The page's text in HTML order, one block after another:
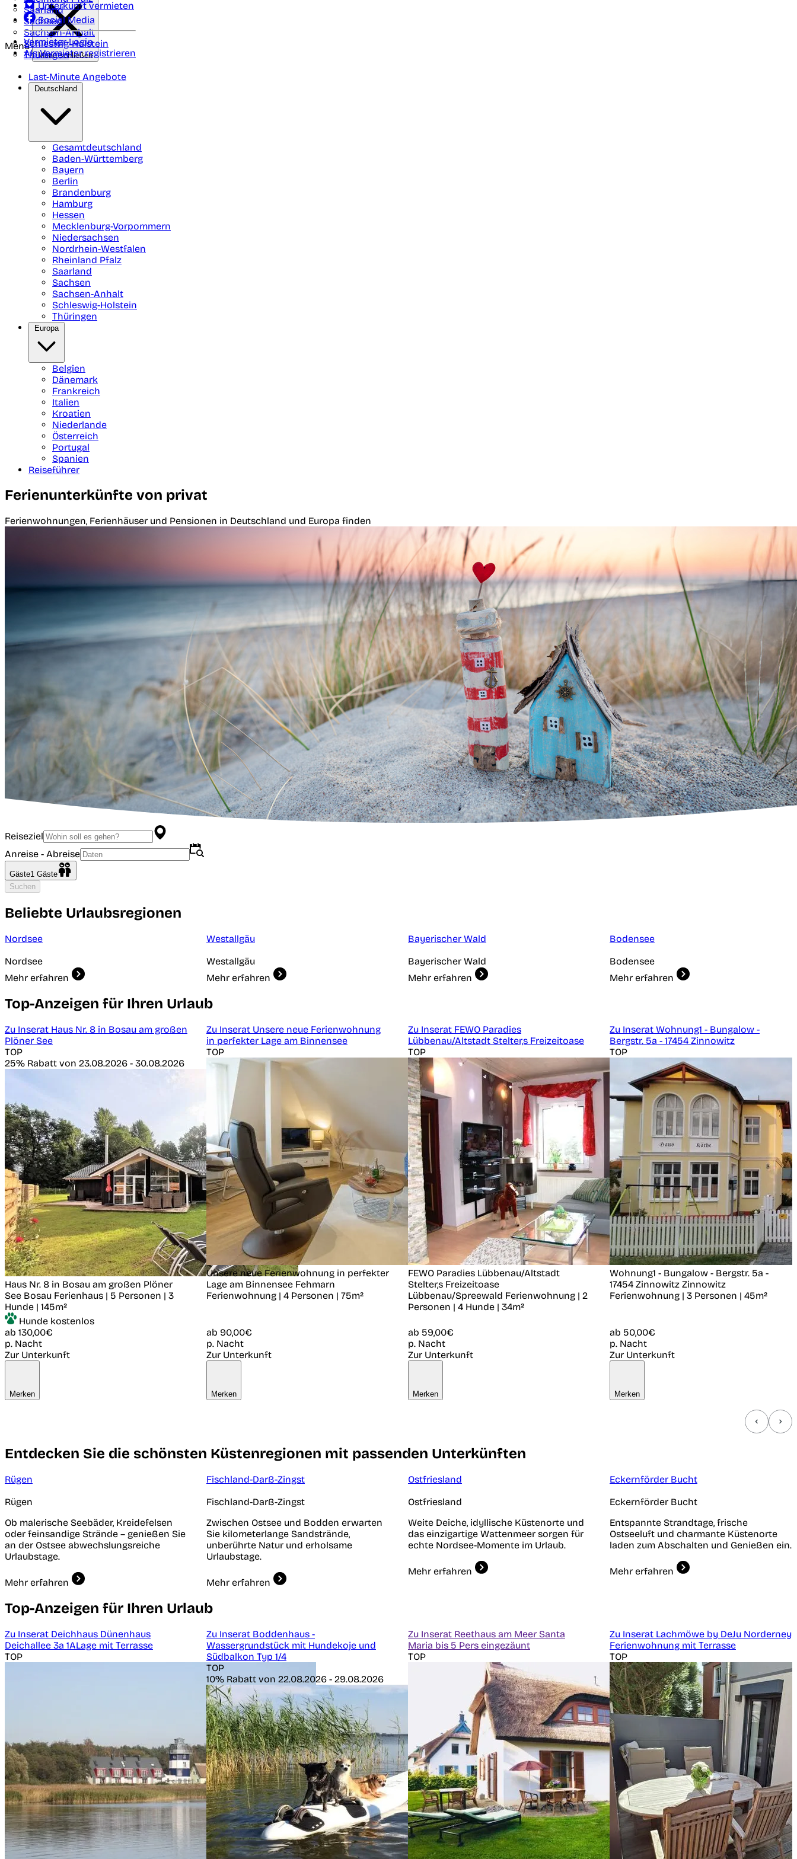
Saarland
Sachsen
Sachsen-Anhalt
Schleswig-Holstein
Thüringen
Unterkunft vermieten
Social Media
Vermieter-Login
Als Vermieter registrieren
Menü
Menü schließen
Last-Minute Angebote
Deutschland
Gesamtdeutschland
Baden-Württemberg
Bayern
Berlin
Brandenburg
Hamburg
Hessen
Mecklenburg-Vorpommern
Niedersachsen
Nordrhein-Westfalen
Rheinland Pfalz
Saarland
Sachsen
Sachsen-Anhalt
Schleswig-Holstein
Thüringen
Europa
Belgien
Dänemark
Frankreich
Italien
Kroatien
Niederlande
Österreich
Portugal
Spanien
Reiseführer
Ferienunterkünfte von privat
Ferienwohnungen, Ferienhäuser und Pensionen in Deutschland und Europa finden
Reiseziel
Anreise - Abreise
Gäste1 Gäste
Suchen
Beliebte Urlaubsregionen
Nordsee
Nordsee
Mehr erfahren
Westallgäu
Westallgäu
Mehr erfahren
Bayerischer Wald
Bayerischer Wald
Mehr erfahren
Bodensee
Bodensee
Mehr erfahren
Top-Anzeigen für Ihren Urlaub
Zu Inserat Haus Nr. 8 in Bosau am großen
Plöner See
TOP
25% Rabatt von 23.08.2026 - 30.08.2026
Haus Nr. 8 in Bosau am großen Plöner
See Bosau Ferienhaus | 5 Personen | 3
Hunde | 145m²
Hunde kostenlos
ab 130,00€
p. Nacht
Zur Unterkunft
Merken
Zu Inserat Unsere neue Ferienwohnung
in perfekter Lage am Binnensee
TOP
Unsere neue Ferienwohnung in perfekter
Lage am Binnensee Fehmarn
Ferienwohnung | 4 Personen | 75m²
ab 90,00€
p. Nacht
Zur Unterkunft
Merken
Zu Inserat FEWO Paradies
Lübbenau/Altstadt Stelter,s Freizeitoase
TOP
FEWO Paradies Lübbenau/Altstadt
Stelter,s Freizeitoase
Lübbenau/Spreewald Ferienwohnung | 2
Personen | 4 Hunde | 34m²
ab 59,00€
p. Nacht
Zur Unterkunft
Merken
Zu Inserat Wohnung1 - Bungalow -
Bergstr. 5a - 17454 Zinnowitz
TOP
Wohnung1 - Bungalow - Bergstr. 5a -
17454 Zinnowitz Zinnowitz
Ferienwohnung | 3 Personen | 45m²
ab 50,00€
p. Nacht
Zur Unterkunft
Merken
Entdecken Sie die schönsten Küstenregionen mit passenden Unterkünften
Rügen
Rügen
Ob malerische Seebäder, Kreidefelsen
oder feinsandige Strände – genießen Sie
an der Ostsee abwechslungsreiche
Urlaubstage.
Mehr erfahren
Fischland-Darß-Zingst
Fischland-Darß-Zingst
Zwischen Ostsee und Bodden erwarten
Sie kilometerlange Sandstrände,
unberührte Natur und erholsame
Urlaubstage.
Mehr erfahren
Ostfriesland
Ostfriesland
Weite Deiche, idyllische Küstenorte und
das einzigartige Wattenmeer sorgen für
echte Nordsee-Momente im Urlaub.
Mehr erfahren
Eckernförder Bucht
Eckernförder Bucht
Entspannte Strandtage, frische
Ostseeluft und charmante Küstenorte
laden zum Abschalten und Genießen ein.
Mehr erfahren
Top-Anzeigen für Ihren Urlaub
Zu Inserat Deichhaus Dünenhaus
Deichallee 3a 1ALage mit Terrasse
TOP
Zu Inserat Boddenhaus -
Wassergrundstück mit Hundekoje und
Südbalkon Typ 1/4
TOP
10% Rabatt von 22.08.2026 - 29.08.2026
Zu Inserat Reethaus am Meer Santa
Maria bis 5 Pers eingezäunt
TOP
Zu Inserat Lachmöwe by DeJu Norderney
Ferienwohnung mit Terrasse
TOP